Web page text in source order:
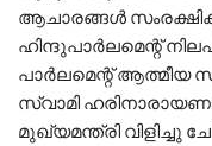
ആചാരങ്ങൾ
ഹിന്ദുപാർലമെന്റ്
പാർലമെന്റ് ആത്മീയ
സ്വാമി
മുഖ്യമന്ത്രി വിളിച്ചു